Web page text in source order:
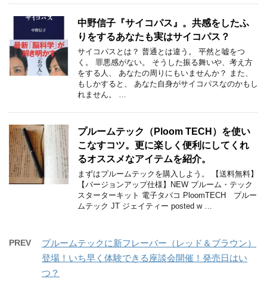
中野信子『サイコパス』。共感をしたふ
りをするあなたも実はサイコパス？
サイコパスとは？ 普通とは違う。 平然と嘘をつ
く。 罪悪感がない。 そうした振る舞いや、考え方
をする人、 あなたの周りにもいませんか？ また、
もしかすると、 あなた自身がサイコパスなのかもし
れません。 …
プルームテック（Ploom TECH）を使い
こなすコツ。更に楽しく便利にしてくれ
るオススメなアイテムを紹介。
まずはプルームテックを購入しよう。 【送料無料】
【バージョンアップ仕様】NEW プルーム・テック
スターターキット 電子タバコ PloomTECH プルー
ムテック JT ジェイティー posted w …
PREV
プルームテックに新フレーバー（レッド＆ブラウン）
登場！いち早く体験できる座談会開催！発売日はい
つ？